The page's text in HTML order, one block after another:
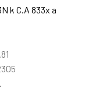
k C.A 833x a